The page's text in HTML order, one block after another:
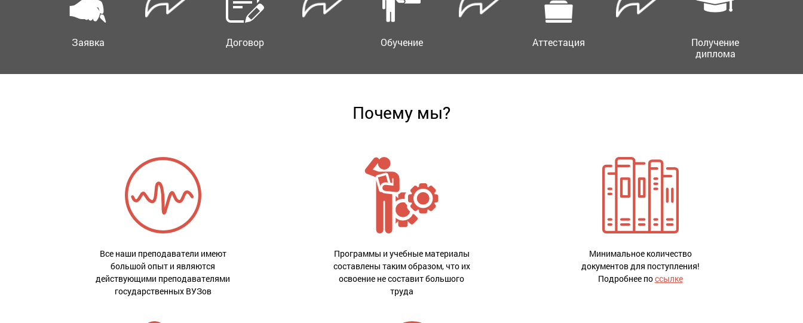
Заявка Договор Обучение Аттестация
Получение
диплома
Почему мы?
Все наши преподаватели имеют
большой опыт и являются
действующими преподавателями
государственных ВУЗов
Программы и учебные материалы
составлены таким образом, что их
освоение не составит большого
труда
Минимальное количество
документов для поступления!
Подробнее поссылке